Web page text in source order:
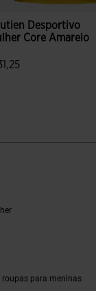
Desportivo
Core Amarelo
roupas para meninas